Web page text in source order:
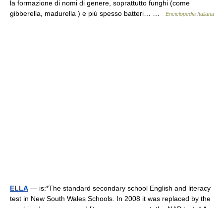
la formazione di nomi di genere, soprattutto funghi (come
gibberella, madurella ) e più spesso batteri… …
Enciclopedia Italiana
ELLA — is:*The standard secondary school English and literacy
test in New South Wales Schools. In 2008 it was replaced by the